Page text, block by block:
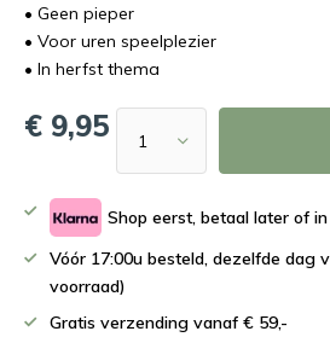
• Geen pieper
• Voor uren speelplezier
• In herfst thema
€ 9,95
Shop eerst, betaal later of
Vóór 17:00u besteld, dezelfde dag
voorraad)
Gratis verzending vanaf € 59,-